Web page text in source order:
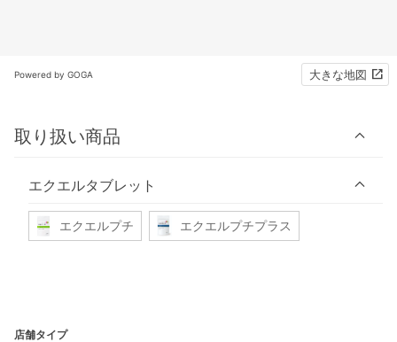
Powered by GOGA 大きな地図
取り扱い商品
エクエルタブレット
エクエルプチ エクエルプチプラス
店舗タイプ